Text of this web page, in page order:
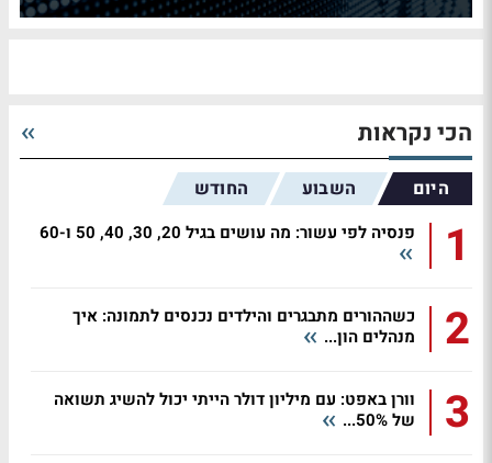
הכי נקראות
היום השבוע החודש
1 פנסיה לפי עשור: מה עושים בגיל 20, 30, 40, 50 ו-60
2
כשההורים מתבגרים והילדים נכנסים לתמונה: איך
מנהלים הון...
3
וורן באפט: עם מיליון דולר הייתי יכול להשיג תשואה
של 50%...